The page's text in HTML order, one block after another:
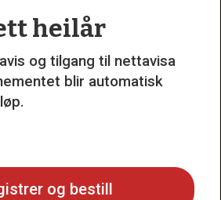
heilår
og tilgang til nettavisa
blir automatisk
og bestill